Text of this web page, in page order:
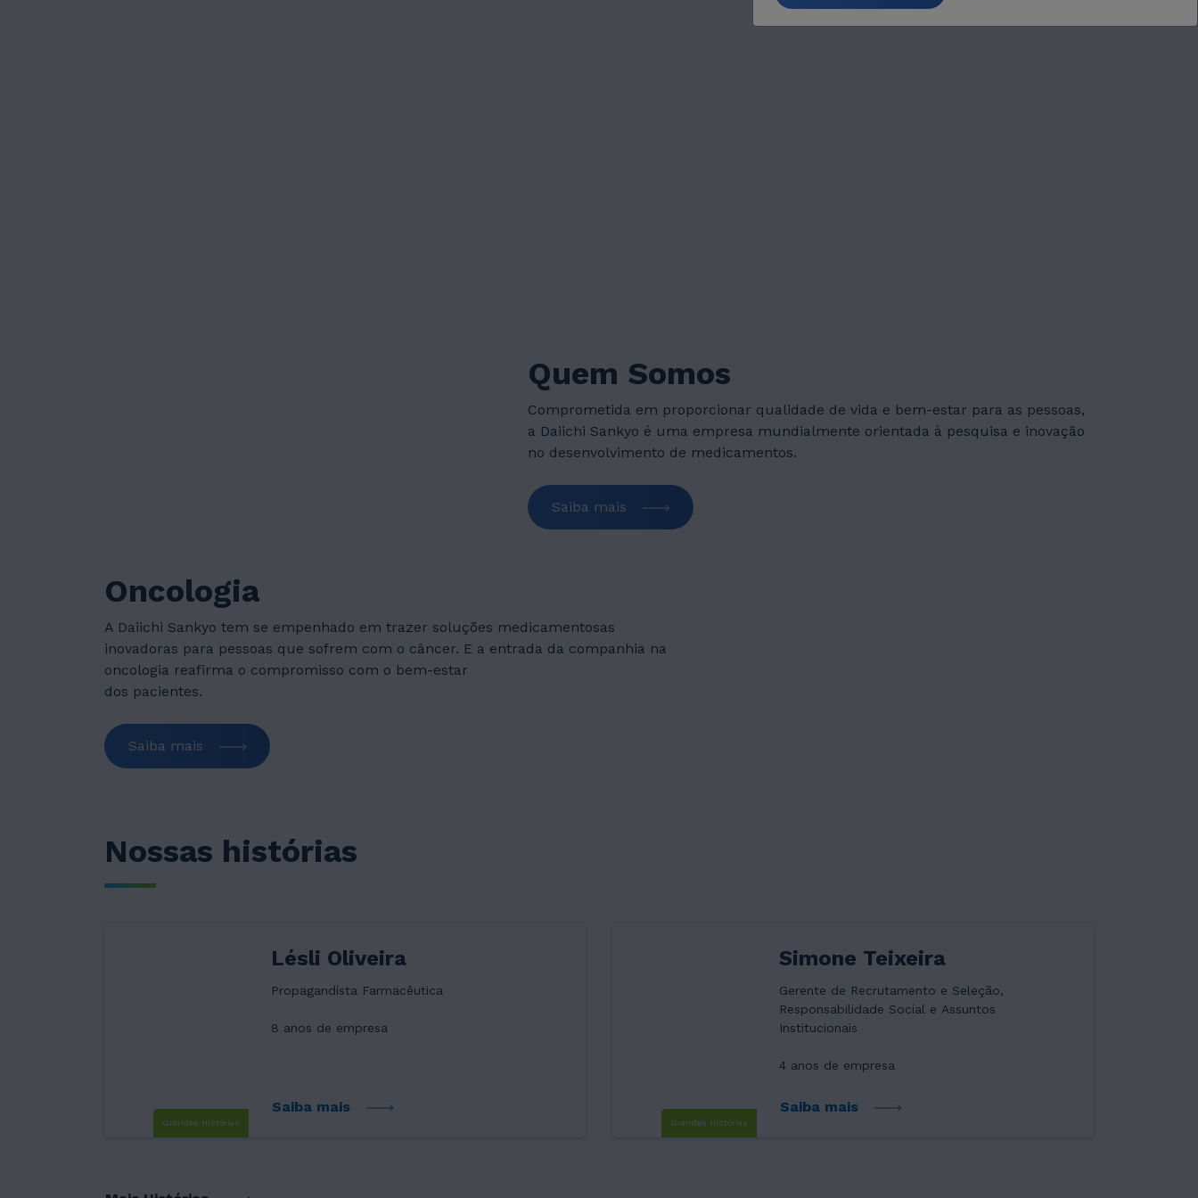
Quem Somos
Comprometida em proporcionar qualidade de vida e bem-estar para as pessoas,
a Daiichi Sankyo é uma empresa mundialmente orientada à pesquisa e inovação
no desenvolvimento de medicamentos.
Saiba mais
Oncologia
A Daiichi Sankyo tem se empenhado em trazer soluções medicamentosas
inovadoras para pessoas que sofrem com o câncer. E a entrada da companhia na
oncologia reafirma o compromisso com o bem-estar
dos pacientes.
Saiba mais
Nossas histórias
Grandes Histórias
Lésli Oliveira
Propagandísta Farmacêutica
8 anos de empresa
Saiba mais
Grandes Histórias
Simone Teixeira
Gerente de Recrutamento e Seleção,
Responsabilidade Social e Assuntos
Institucionais
4 anos de empresa
Saiba mais